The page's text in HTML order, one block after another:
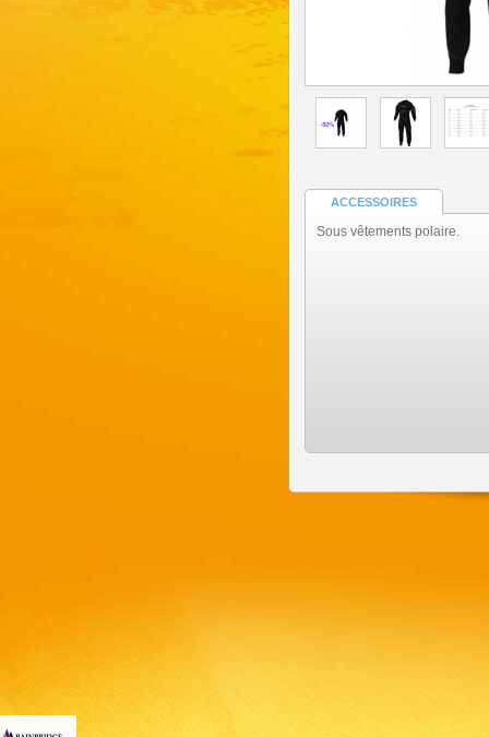
ACCESSOIRES
Sous vêtements polaire.